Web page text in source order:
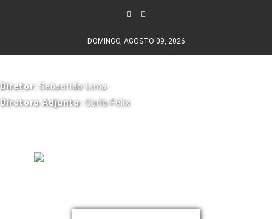
DOMINGO, AGOSTO 09, 2026
Diretor: Sebastião Lima
Diretora Adjunta: Carla Félix